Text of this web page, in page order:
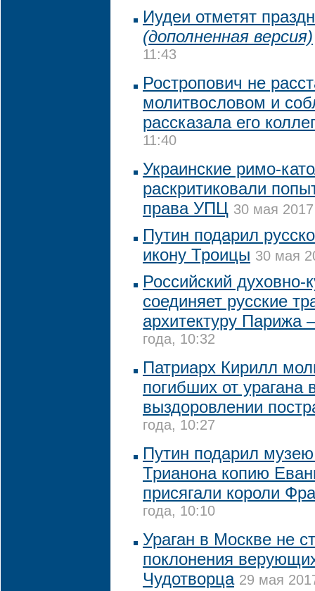
Иудеи отметят
(дополненная версия)
11:43
Ростропович не
молитвословом и
рассказала его
11:40
Украинские римо-
раскритиковали
права УПЦ 30 мая
Путин подарил
икону Троицы 30 мая
Российский духовно-
соединяет русские
архитектуру Парижа
года, 10:32
Патриарх Кирилл
погибших от урагана
выздоровлении
года, 10:27
Путин подарил
Трианона копию
присягали короли
года, 10:10
Ураган в Москве не
поклонения
Чудотворца 29 мая